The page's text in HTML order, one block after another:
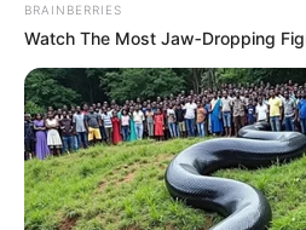
Ο Ευριπίδης Στυλιανίδης
Αναθεώρησης του
Ο
BRAINBERRIES
Watch The Most Jaw‑Dropping